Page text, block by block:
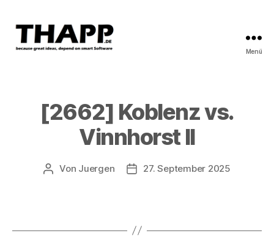
Menü
[2662] Koblenz vs.
Vinnhorst II
Beitragsautor
Von Juergen Beitragsdatum
27. September 2025